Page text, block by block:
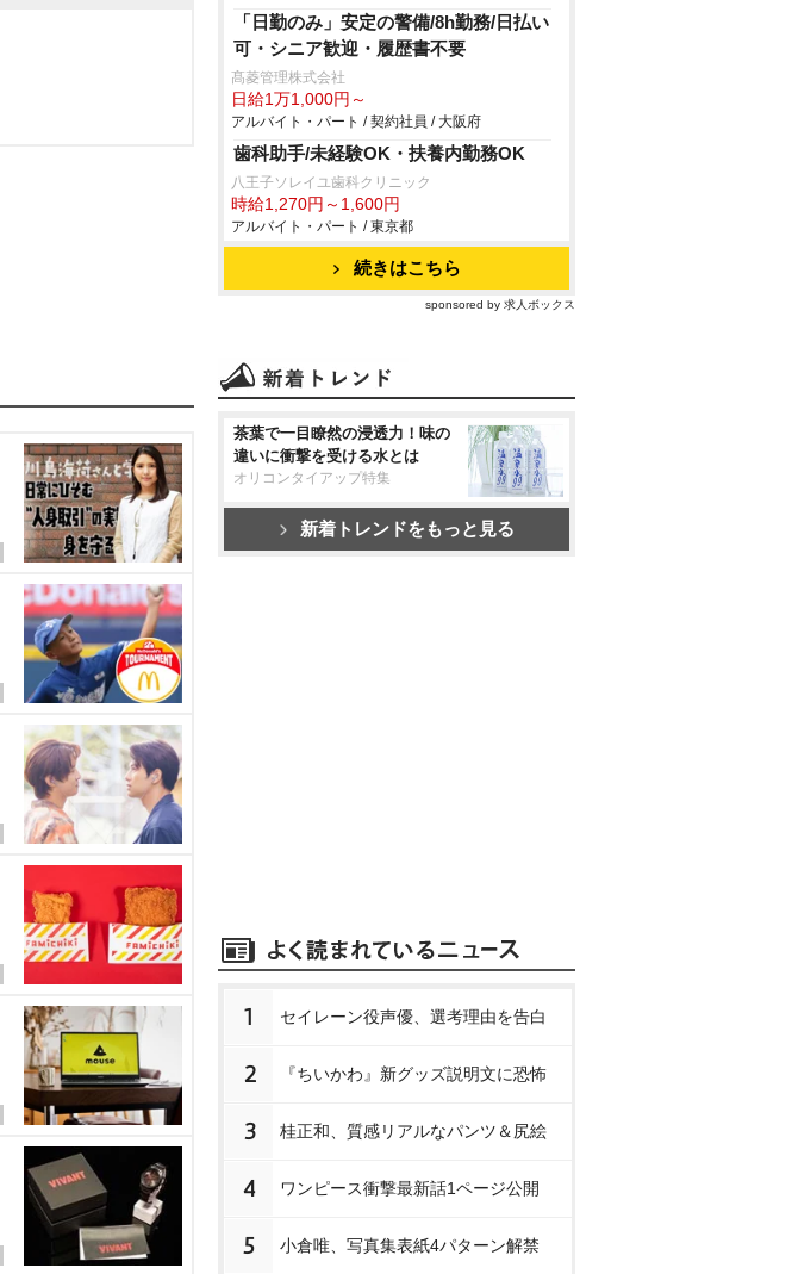
「日勤のみ」安定の警備/8h勤務/日払い
可・シニア歓迎・履歴書不要
髙菱管理株式会社
日給1万1,000円～
アルバイト・パート / 契約社員 / 大阪府
歯科助手/未経験OK・扶養内勤務OK
八王子ソレイユ歯科クリニック
時給1,270円～1,600円
アルバイト・パート / 東京都
続きはこちら
sponsored by 求人ボックス
茶葉で一目瞭然の浸透力！味の
違いに衝撃を受ける水とは
オリコンタイアップ特集
新着トレンドをもっと見る
1 セイレーン役声優、選考理由を告白
2 『ちいかわ』新グッズ説明文に恐怖
3 桂正和、質感リアルなパンツ＆尻絵
4 ワンピース衝撃最新話1ページ公開
5 小倉唯、写真集表紙4パターン解禁